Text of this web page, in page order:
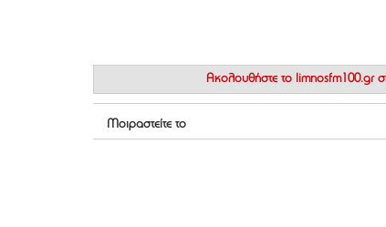
Ακολουθήστε το limnosfm100.gr
Μοιραστείτε το